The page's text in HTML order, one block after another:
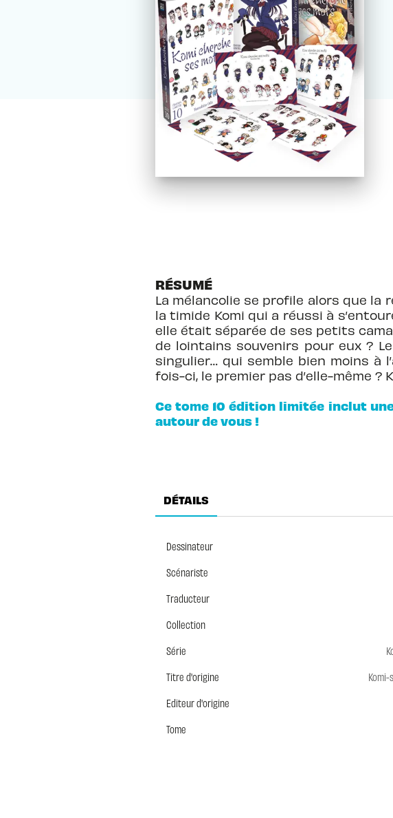
RÉSUMÉ
La mélancolie se profile alors que la
la timide Komi qui a réussi à
elle était séparée de ses petits
de lointains souvenirs pour eux ?
singulier… qui semble bien moins à
fois-ci, le premier pas d’elle-même
Ce tome 10 édition limitée inclut
autour de vous !
DÉTAILS
Dessinateur
Scénariste
Traducteur
Collection
Série
Titre d'origine
Komi-
Editeur d'origine
Tome